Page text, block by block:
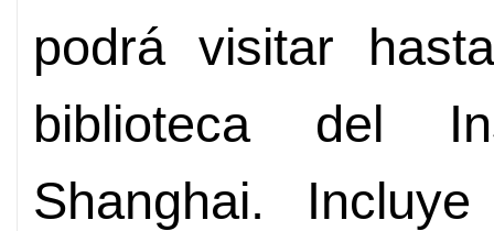
podrá visitar
biblioteca del
Shanghai.